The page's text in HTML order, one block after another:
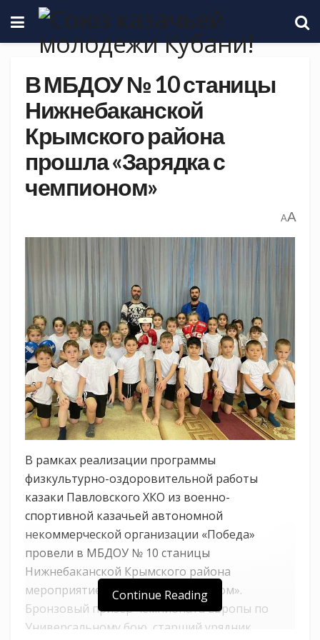
В МБДОУ № 10 станицы
Нижнебаканской
Крымского района
прошла «Зарядка с
чемпионом»
AA
В рамках реализации программы
физкультурно-оздоровительной работы
казаки Павловского ХКО из военно-
спортивной казачьей автономной
некоммерческой организации «Победа»
провели в МБДОУ № 10 станицы
Нижнебаканской Крымского района
мероприятие: «Зарядка с чемпионом».
Бронзовый призёр чемпионата Европы по
Универсальному бою, старший урядник
Continue Reading